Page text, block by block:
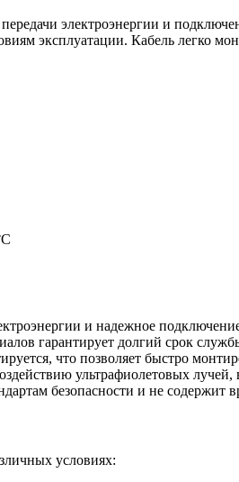
электроэнергии и
эксплуатации. Кабель легко
и надежное
гарантирует долгий срок
что позволяет быстро
ультрафиолетовых лучей,
безопасности и не содержит
условиях: